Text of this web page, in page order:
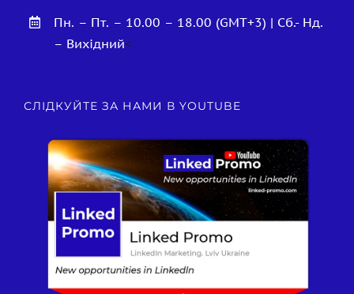
Пн. – Пт. – 10.00 – 18.00 (GMT+3) | Сб.- Нд.
– Вихідний<
СЛІДКУЙТЕ ЗА НАМИ В YOUTUBE